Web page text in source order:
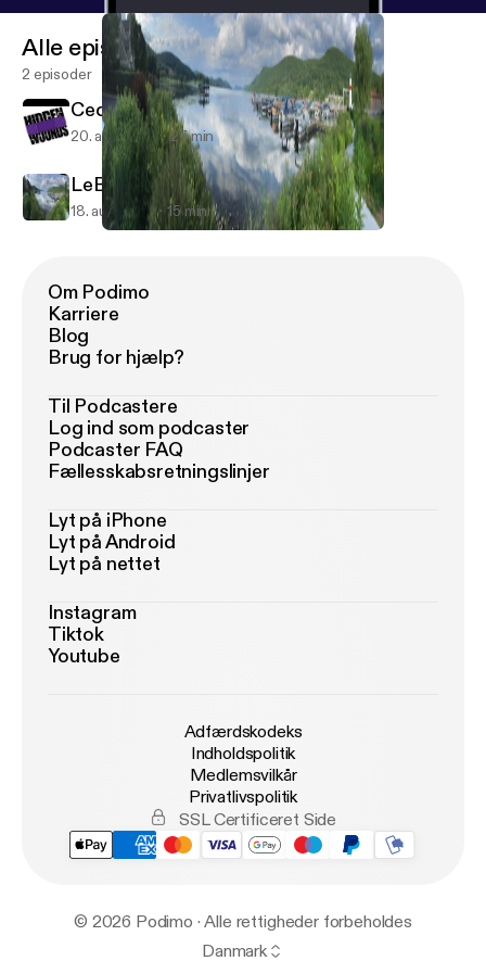
Alle episoder
2 episoder
Cedarian Crawford
20. aug. 2018 27 min
LeBron James or LeBron Shame?
18. aug. 2018 15 min
Om Podimo
Karriere
Blog
Brug for hjælp?
Til Podcastere
Log ind som podcaster
Podcaster FAQ
Fællesskabsretningslinjer
Lyt på iPhone
Lyt på Android
Lyt på nettet
Instagram
Tiktok
Youtube
Adfærdskodeks
Indholdspolitik
Medlemsvilkår
Privatlivspolitik
SSL Certificeret Side
© 2026 Podimo · Alle rettigheder forbeholdes
Danmark